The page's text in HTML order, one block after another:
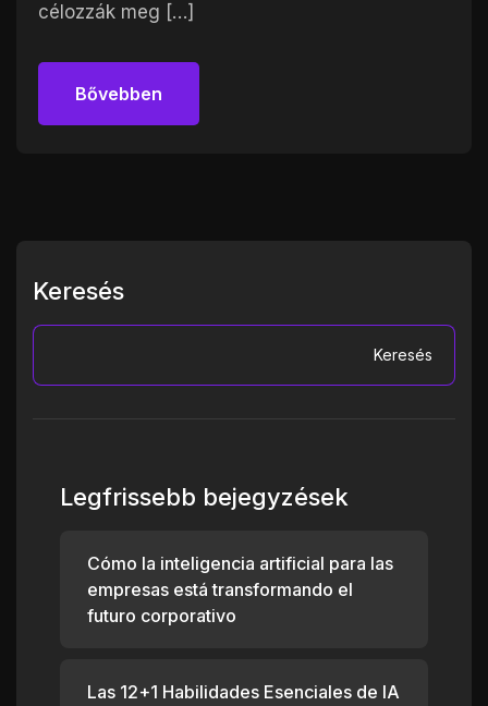
célozzák meg […]
Bővebben
Keresés
Keresés
Legfrissebb bejegyzések
Cómo la inteligencia artificial para las
empresas está transformando el
futuro corporativo
Las 12+1 Habilidades Esenciales de IA